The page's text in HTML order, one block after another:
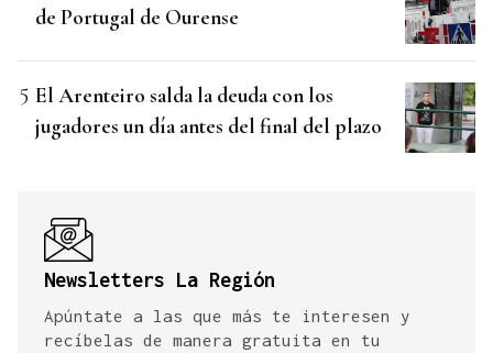
de Portugal de Ourense
El Arenteiro salda la deuda con los
jugadores un día antes del final del plazo
Newsletters La Región
Apúntate a las que más te interesen y
recíbelas de manera gratuita en tu